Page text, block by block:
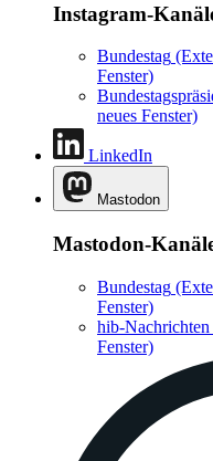
Instagram-
Bundestag
Fenster)
neues Fenster)
LinkedIn
Mastodon
Mastodon-
Bundestag
Fenster)
hib-Nachrichten
Fenster)